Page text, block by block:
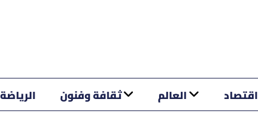
اقتصاد العالم ثقافة وفنون الرياضة